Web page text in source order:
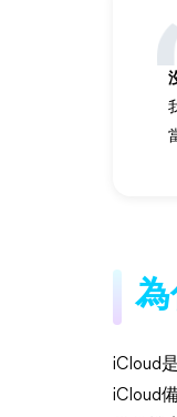
為
iCloud
iCloud